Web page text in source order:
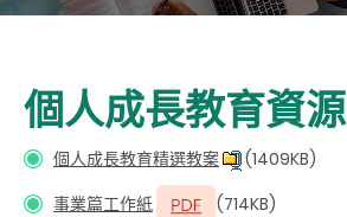
個人成長教育資源
個人成長教育精選教案
(1409KB)
事業篇工作紙
(714KB)